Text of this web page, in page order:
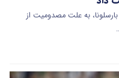
به علت مصدومیت از